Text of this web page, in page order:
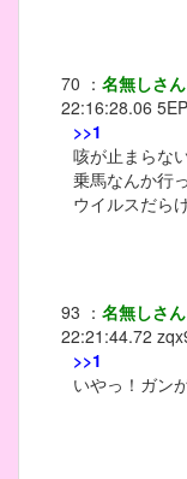
70 ： 名無しさ
22:16:28.06
>>1
咳が止まらな
乗馬なんか行
ウイルスだら
93 ： 名無しさ
22:21:44.72
>>1
いやっ！ガン